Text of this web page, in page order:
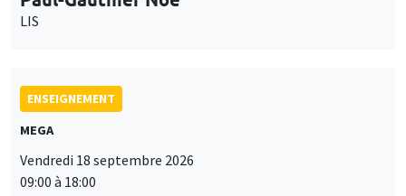
LIS
ENSEIGNEMENT
MEGA
Vendredi 18 septembre 2026
09:00 à 18:00